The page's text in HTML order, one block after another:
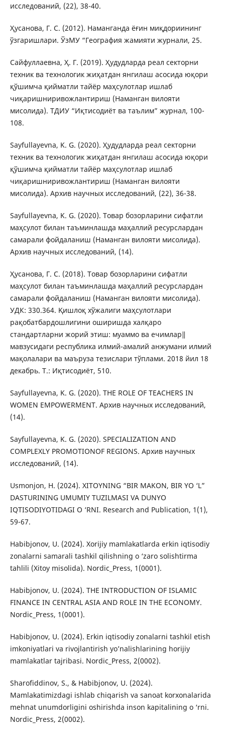
исследований, (22), 38-40.
Ҳусанова, Г. С. (2012). Наманганда ёғин миқдориининг
ўзгаришлари. ЎзМУ “География жамияти журнали, 25.
Сайфуллаевна, Ҳ. Г. (2019). Ҳудудларда реал секторни
техник ва технологик жиҳатдан янгилаш асосида юқори
қўшимча қийматли тайёр маҳсулотлар ишлаб
чиқаришниривожлантириш (Наманган вилояти
мисолида). ТДИУ “Иқтисодиёт ва таълим” журнал, 100-
108.
Sayfullayevna, K. G. (2020). Ҳудудларда реал секторни
техник ва технологик жиҳатдан янгилаш асосида юқори
қўшимча қийматли тайёр маҳсулотлар ишлаб
чиқаришниривожлантириш (Наманган вилояти
мисолида). Архив научных исследований, (22), 36-38.
Sayfullayevna, K. G. (2020). Товар бозорларини сифатли
маҳсулот билан таъминлашда маҳаллий ресурслардан
самарали фойдаланиш (Наманган вилояти мисолидa).
Архив научных исследований, (14).
Ҳусанова, Г. С. (2018). Товар бозорларини сифатли
маҳсулот билан таъминлашда маҳаллий ресурслардан
самарали фойдаланиш (Наманган вилояти мисолидa).
УДК: 330.364. Қишлоқ хўжалиги маҳсулотлари
рақобатбардошлигини оширишда халқаро
стандартларни жорий этиш: муаммо ва ечимлар‖
мавзусидаги республика илмий-амалий анжумани илмий
мақолалари ва маъруза тезислари тўплами. 2018 йил 18
декабрь. Т.: Иқтисодиёт, 510.
Sayfullayevna, K. G. (2020). THE ROLE OF TEACHERS IN
WOMEN EMPOWERMENT. Архив научных исследований,
(14).
Sayfullayevna, K. G. (2020). SPECIALIZATION AND
COMPLEXLY PROMOTIONOF REGIONS. Архив научных
исследований, (14).
Usmonjon, H. (2024). XITOYNING “BIR MAKON, BIR YO ‘L”
DASTURINING UMUMIY TUZILMASI VA DUNYO
IQTISODIYOTIDAGI O ‘RNI. Research and Publication, 1(1),
59-67.
Habibjonov, U. (2024). Xorijiy mamlakatlarda erkin iqtisodiy
zonalarni samarali tashkil qilishning o ‘zaro solishtirma
tahlili (Xitoy misolida). Nordic_Press, 1(0001).
Habibjonov, U. (2024). THE INTRODUCTION OF ISLAMIC
FINANCE IN CENTRAL ASIA AND ROLE IN THE ECONOMY.
Nordic_Press, 1(0001).
Habibjonov, U. (2024). Erkin iqtisodiy zonalarni tashkil etish
imkoniyatlari va rivojlantirish yo’nalishlarining horijiy
mamlakatlar tajribasi. Nordic_Press, 2(0002).
Sharofiddinov, S., & Habibjonov, U. (2024).
Mamlakatimizdagi ishlab chiqarish va sanoat korxonalarida
mehnat unumdorligini oshirishda inson kapitalining o ‘rni.
Nordic_Press, 2(0002).